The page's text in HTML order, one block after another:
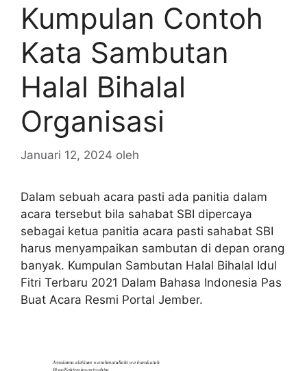
Kumpulan Contoh
Kata Sambutan
Halal Bihalal
Organisasi
Januari 12, 2024 oleh
Dalam sebuah acara pasti ada panitia dalam
acara tersebut bila sahabat SBI dipercaya
sebagai ketua panitia acara pasti sahabat SBI
harus menyampaikan sambutan di depan orang
banyak. Kumpulan Sambutan Halal Bihalal Idul
Fitri Terbaru 2021 Dalam Bahasa Indonesia Pas
Buat Acara Resmi Portal Jember.